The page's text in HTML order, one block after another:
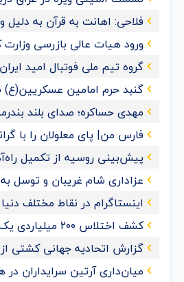
فلاحی: اهانت به قرآن‌ به
ورود هیات عالی بازرسی
گروه تیم ملی فوتبال امید
گنبد حرم امامین
مهدی حساکره؛ صدای بلند
فارس من| پای معلولان را با
پیش‌بینی روسیه از تکمیل
عزاداری شام غریبان و توسل
اینستاگرام در نقاط مختلف
کشف اختلاس ۲۰۰ میلیاردی یک کارمند خانم در تهران
گزارش اتحادیه جهانی کشتی از
میان‌داری آرتین سرایداران